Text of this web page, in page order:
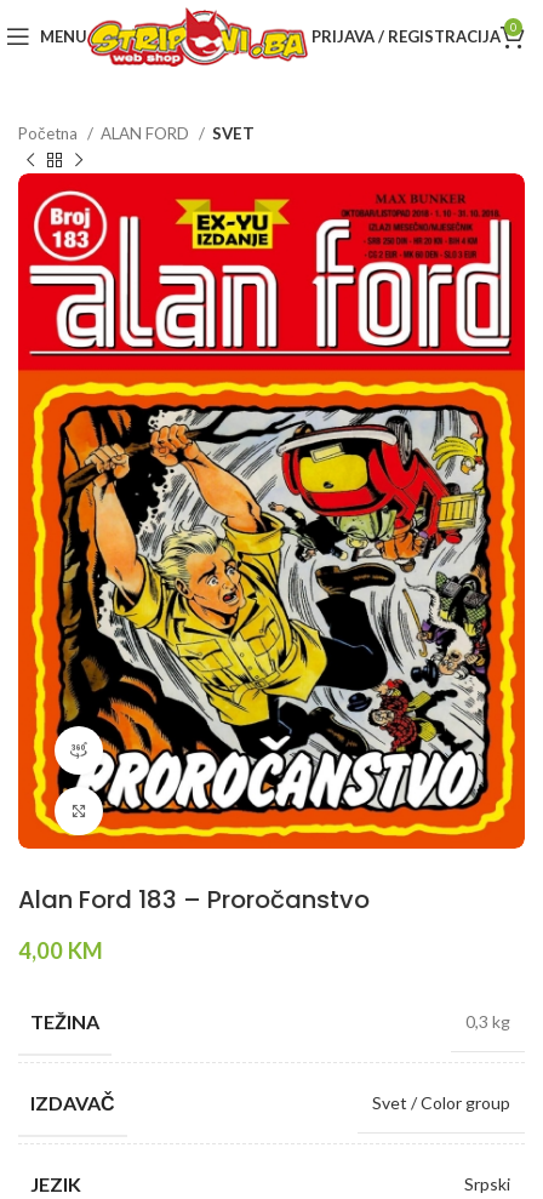
MENU PRIJAVA / REGISTRACIJA 0
Početna ALAN FORD SVET
360 product view
Klikni da povečaš
Alan Ford 183 – Proročanstvo
4,00 KM
TEŽINA 0,3 kg
IZDAVAČ Svet / Color group
JEZIK Srpski